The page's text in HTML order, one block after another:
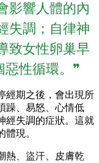
影響人體的內
失調；自律神
致女性卵巢早
惡性循環。❞
經期之後，會出現所
躁、易怒、心情低
經失調的症狀。這就
現。
熱、盜汗、皮膚乾